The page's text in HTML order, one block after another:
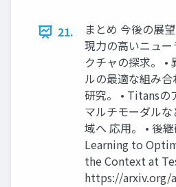
21.
まとめ 今後の展
現力の高いニュ
クチャの探求。 •
ルの最適な組み
研究。 • Titansの
マルチモーダル
域へ 応用。 • 後
Learning to
the Context at
https://arxiv.org/